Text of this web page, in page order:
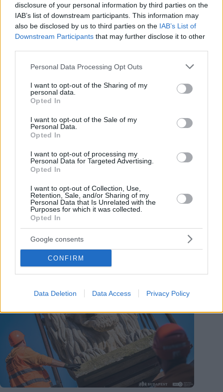
disclosure of your personal information by third parties on the
IAB’s list of downstream participants. This information may
also be disclosed by us to third parties on the IAB’s List of
Downstream Participants that may further disclose it to other
Please note that this website/app uses one or more Google
not limited to your visit or usage behaviour. You may click to
grant or deny consent to Google and its third-party tags to
use your data for below specified purposes in below Google
consent section.
Personal Data Processing Opt Outs
I want to opt-out of the Sharing of my
personal data.
Opted In
I want to opt-out of the Sale of my
Personal Data.
Opted In
I want to opt-out of processing my
Personal Data for Targeted Advertising.
Opted In
I want to opt-out of Collection, Use,
Retention, Sale, and/or Sharing of my
Personal Data that Is Unrelated with the
Purposes for which it was collected.
Opted In
Google consents
CONFIRM
Data Deletion Data Access Privacy Policy